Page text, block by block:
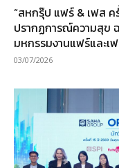
“สหกรุ๊ป แฟร์ & เฟส ค
ปรากฏการณ์ความสุข
มหกรรมงานแฟร์และ
03/07/2026